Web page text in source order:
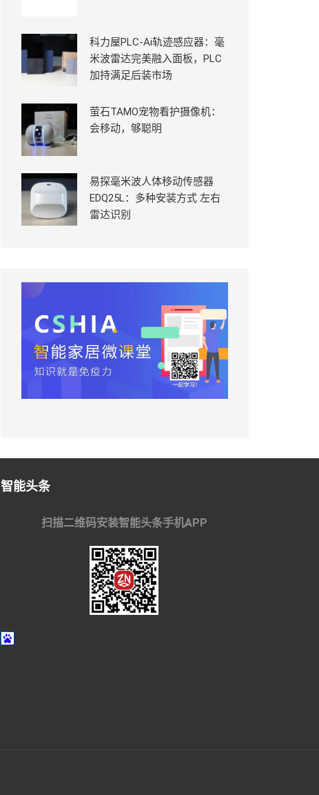
科力屋PLC-Ai轨迹感应器：毫
米波雷达完美融入面板，PLC
加持满足后装市场
萤石TAMO宠物看护摄像机：
会移动，够聪明
易探毫米波人体移动传感器
EDQ25L：多种安装方式 左右
雷达识别
智能头条
扫描二维码安装智能头条手机APP